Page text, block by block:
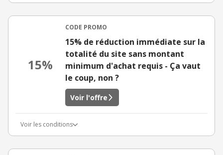
15%
CODE PROMO
15% de réduction immédiate sur la
totalité du site sans montant
minimum d'achat requis - Ça vaut
le coup, non ?
Voir l'offre
Voir les conditions